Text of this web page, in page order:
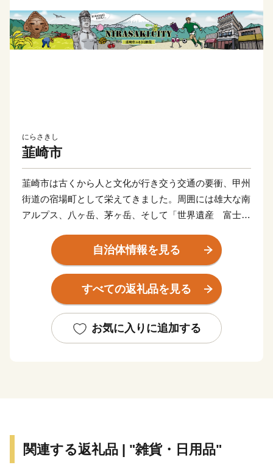
にらさきし
韮崎市
韮崎市は古くから人と文化が行き交う交通の要衝、甲州
街道の宿場町として栄えてきました。周囲には雄大な南
アルプス、八ヶ岳、茅ヶ岳、そして「世界遺産 富士
る大自然の大パノラマが360度に展開します。
武田氏が氏神として崇拝した武田八幡宮や、勝頼が自
ら火を放った悲運の城・新府城など、武田家ゆかりの史
跡が市内のいたるところに点在する“甲斐武田家”発祥の
私たちの生命の源である自然と、先人たちが築き、保
存・継承されてきた伝統と歴史、人々の営みが紡ぐ生活
＜返礼品・申込情報に関する問い合わせ＞
自治体情報を見る
すべての返礼品を見る
お気に入りに追加する
関連する返礼品 | "雑貨・日用品"